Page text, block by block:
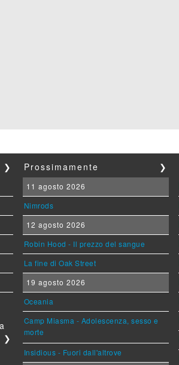
❯
❯
Prossimamente ❯
11 agosto 2026
Nimrods
12 agosto 2026
Robin Hood - Il prezzo del sangue
La fine di Oak Street
19 agosto 2026
Oceania
Camp Miasma - Adolescenza, sesso e
morte
Insidious - Fuori dall'altrove